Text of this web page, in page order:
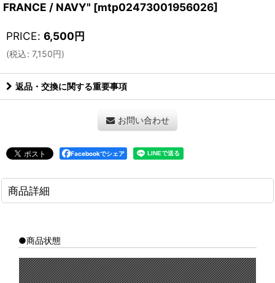
FRANCE / NAVY" [mtp02473001956026]
PRICE: 6,500円
(税込: 7,150円)
返品・交換に関する重要事項
お問い合わせ
Facebookでシェア
商品詳細
●商品状態